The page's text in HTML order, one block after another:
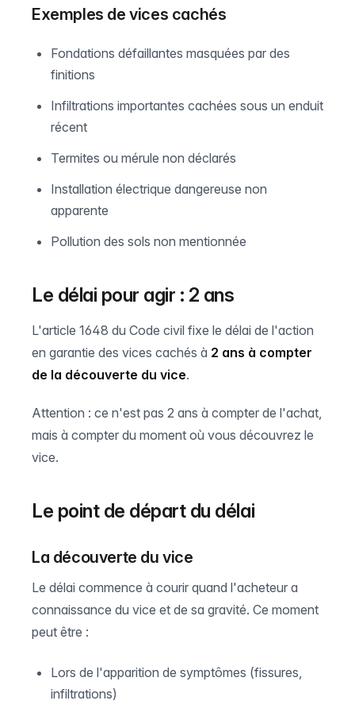
Exemples de vices cachés
Fondations défaillantes masquées par des
finitions
Infiltrations importantes cachées sous un enduit
récent
Termites ou mérule non déclarés
Installation électrique dangereuse non
apparente
Pollution des sols non mentionnée
Le délai pour agir : 2 ans
L'article 1648 du Code civil fixe le délai de l'action
en garantie des vices cachés à 2 ans à compter
de la découverte du vice.
Attention : ce n'est pas 2 ans à compter de l'achat,
mais à compter du moment où vous découvrez le
vice.
Le point de départ du délai
La découverte du vice
Le délai commence à courir quand l'acheteur a
connaissance du vice et de sa gravité. Ce moment
peut être :
Lors de l'apparition de symptômes (fissures,
infiltrations)